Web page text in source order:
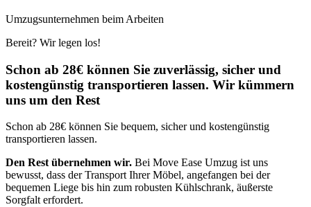
Umzugsunternehmen beim Arbeiten
Bereit? Wir legen los!
Schon ab 28€ können Sie zuverlässig, sicher und
kostengünstig transportieren lassen. Wir kümmern
uns um den Rest
Schon ab 28€ können Sie bequem, sicher und kostengünstig
transportieren lassen.
Den Rest übernehmen wir. Bei Move Ease Umzug ist uns
bewusst, dass der Transport Ihrer Möbel, angefangen bei der
bequemen Liege bis hin zum robusten Kühlschrank, äußerste
Sorgfalt erfordert.